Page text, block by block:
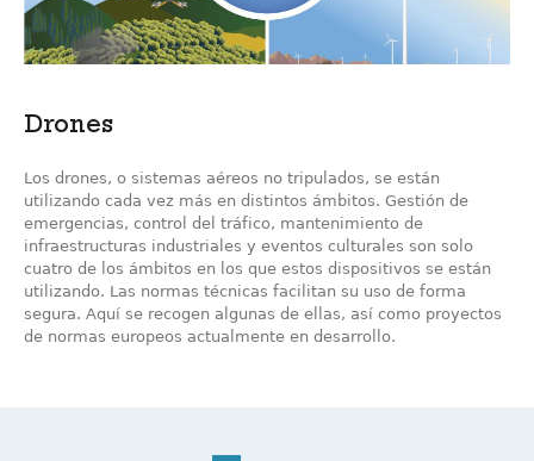
Drones
Los drones, o sistemas aéreos no tripulados, se están
utilizando cada vez más en distintos ámbitos. Gestión de
emergencias, control del tráfico, mantenimiento de
infraestructuras industriales y eventos culturales son solo
cuatro de los ámbitos en los que estos dispositivos se están
utilizando. Las normas técnicas facilitan su uso de forma
segura. Aquí se recogen algunas de ellas, así como proyectos
de normas europeos actualmente en desarrollo.